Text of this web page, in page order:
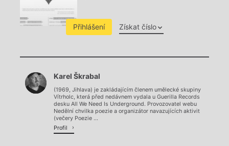
Přihlášení Získat číslo
Chviličku.
Načítá se.
Karel Škrabal
(1969, Jihlava) je zakládajícím členem umělecké skupiny
Vítrholc, která před nedávnem vydala u Guerilla Records
desku All We Need Is Underground. Provozovatel webu
Nedělní chvilka poezie a organizátor navazujících aktivit
(večery Poezie ...
Profil